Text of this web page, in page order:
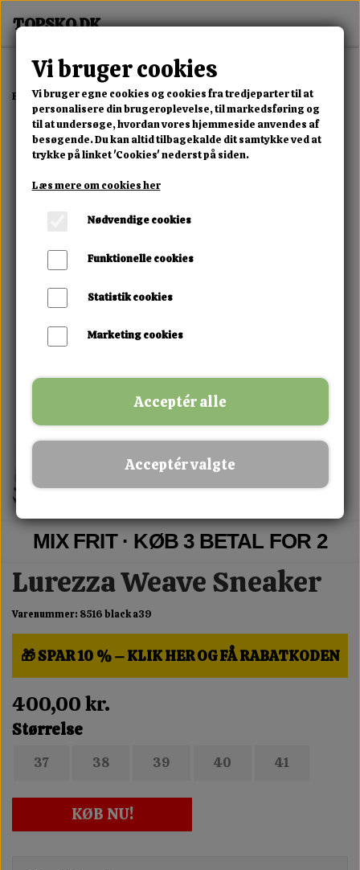
Forside Dame Alle Damesko Lurezza Weave Sneaker
MIX FRIT · KØB 3 BETAL FOR 2
Lurezza Weave Sneaker
Varenummer: 8516 black a39
🎁 SPAR 10 % – KLIK HER OG FÅ RABATKODEN
400,00 kr.
Størrelse
37 38 39 40 41
KØB NU!
Vi bruger cookies
Vi bruger egne cookies og cookies fra tredjeparter til at
personalisere din brugeroplevelse, til markedsføring og
til at undersøge, hvordan vores hjemmeside anvendes af
besøgende. Du kan altid tilbagekalde dit samtykke ved at
trykke på linket 'Cookies' nederst på siden.
Læs mere om cookies her
Nødvendige cookies
Funktionelle cookies
Statistik cookies
Marketing cookies
Acceptér alle
Acceptér valgte